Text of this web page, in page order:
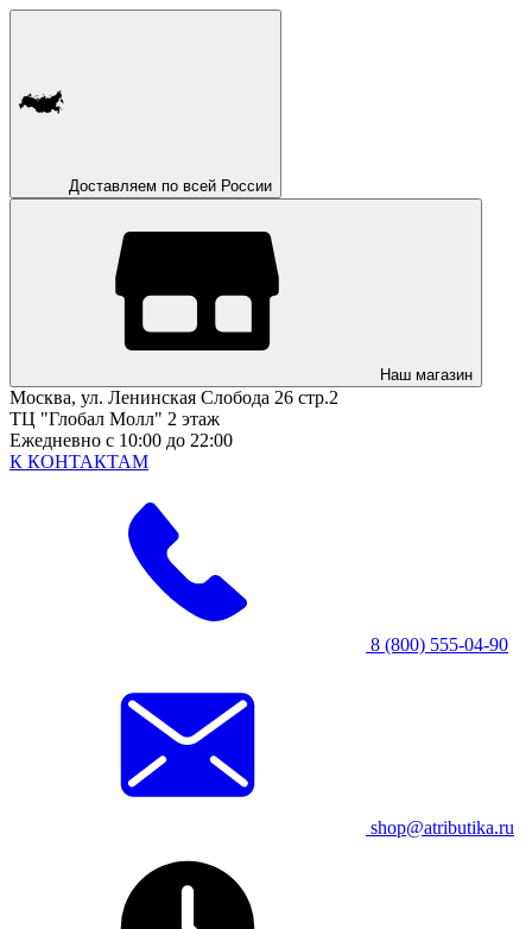
Доставляем по всей России
Наш магазин
Москва, ул. Ленинская Слобода 26 стр.2
ТЦ "Глобал Молл" 2 этаж
Ежедневно с 10:00 до 22:00
К КОНТАКТАМ
8 (800) 555-04-90
shop@atributika.ru